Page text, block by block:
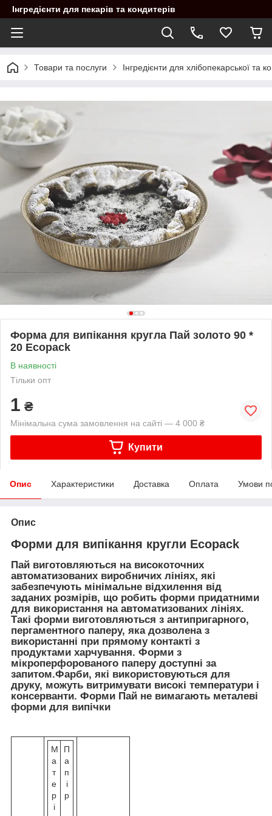
Інгредієнти для пекарів та кондитерів
Товари та послуги Інгредієнти для хлібопекарської та
Форма для випікання кругла Пай золото 90 *
20 Ecopack
В наявності
Тільки опт
1 ₴
Мінімальна сума замовлення на сайті — 4 000 ₴
Купити
Опис Характеристики Доставка Оплата Умови
Опис
Форми для випікання кругли Ecopack
Пай виготовляються на високоточних
автоматизованих виробничих лініях, які
забезпечують мінімальне відхилення від
заданих розмірів, що робить форми придатними
для використання на автоматизованих лініях.
Такі форми виготовляються з антипригарного,
пергаментного паперу, яка дозволена з
використанні при прямому контакті з
продуктами харчування. Форми з
мікроперфорованого паперу доступні за
запитом.Фарби, які використовуються для
друку, можуть витримувати високі температури і
консерванти. Форми Пай не вимагають металеві
форми для випічки
М
а
т
е
р
і
П
а
п
і
р